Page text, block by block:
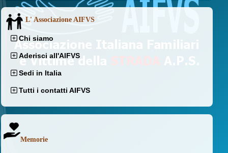
L' Associazione AIFVS
Chi siamo
Aderisci all'AIFVS
Sedi in Italia
Tutti i contatti AIFVS
Memorie